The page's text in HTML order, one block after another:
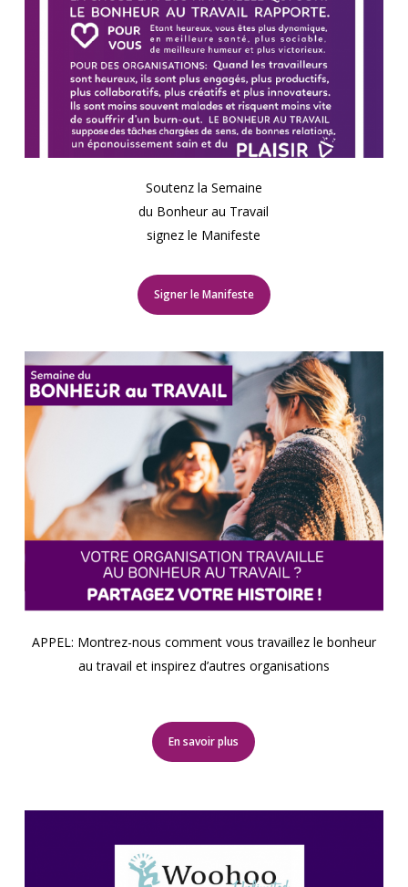
Soutenz la Semaine
du Bonheur au Travail
signez le Manifeste
Signer le Manifeste
APPEL: Montrez-nous comment vous travaillez le bonheur
au travail et inspirez d’autres organisations
En savoir plus